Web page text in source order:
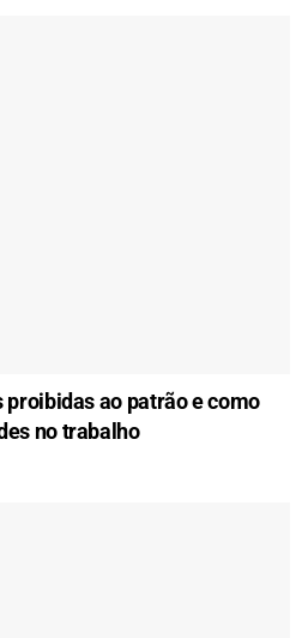
ao patrão e como
no trabalho